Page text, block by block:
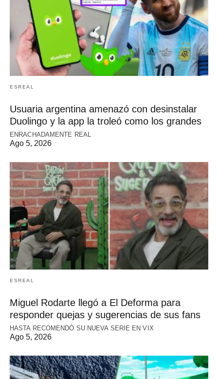
ESREAL
Usuaria argentina amenazó con desinstalar
Duolingo y la app la troleó como los grandes
ENRACHADAMENTE REAL
Ago 5, 2026
ESREAL
Miguel Rodarte llegó a El Deforma para
responder quejas y sugerencias de sus fans
HASTA RECOMENDÓ SU NUEVA SERIE EN VIX
Ago 5, 2026